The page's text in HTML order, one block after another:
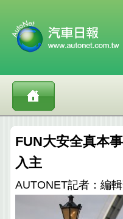
FUN大安全真本
入主
AUTONET記者：編